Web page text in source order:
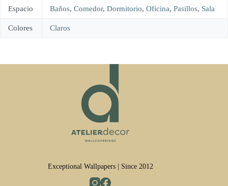
Espacio Baños, Comedor, Dormitorio, Oficina, Pasillos, Sala
Colores Claros
Exceptional Wallpapers | Since 2012